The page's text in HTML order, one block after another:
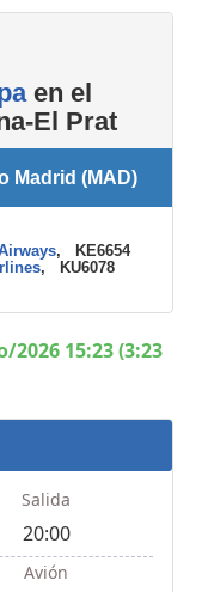
en el
El Prat
Madrid (MAD)
, KE6654
, KU6078
15:23 (3:23
Salida
20:00
Avión